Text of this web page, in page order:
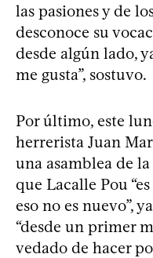
las pasiones y de
desconoce su
desde algún lado,
me gusta”, sostuvo.
Por último, este
herrerista Juan
una asamblea de
que Lacalle Pou
eso no es nuevo”,
“desde un primer
vedado de hacer